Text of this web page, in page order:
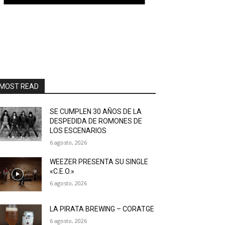
READ
SE CUMPLEN 30 AÑOS DE LA
DESPEDIDA DE ROMONES DE
LOS ESCENARIOS
6 agosto, 2026
WEEZER PRESENTA SU SINGLE
«C.E.O.»
6 agosto, 2026
LA PIRATA BREWING – CORATGE
6 agosto, 2026